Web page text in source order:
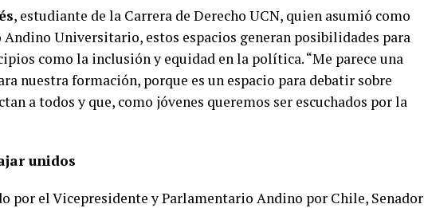
, estudiante de la Carrera de Derecho UCN, quien asumió como
Universitario, estos espacios generan posibilidades para
como la inclusión y equidad en la política. “Me parece una
nuestra formación, porque es un espacio para debatir sobre
a todos y que, como jóvenes queremos ser escuchados por la
unidos
por el Vicepresidente y Parlamentario Andino por Chile, Senador